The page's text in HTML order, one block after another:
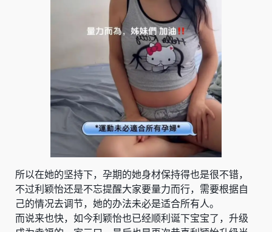
所以在她的坚持下，孕期的她身材保持得也是很不错，
不过利颖怡还是不忘提醒大家要量力而行，需要根据自
己的情况去调节，她的办法未必是适合所有人。
而说来也快，如今利颖怡也已经顺利诞下宝宝了，升级